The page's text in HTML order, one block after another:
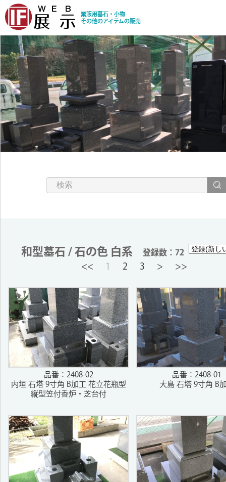
業販用墓石・小物
その他のアイテムの販売
和型墓石 / 石の色 白系 登録数：72
<< 1 2 3 > >>
品番：2408-02
内垣 石塔 9寸角 B加工 花立花瓶型
縦型笠付香炉・芝台付
品番：2408-01
大島 石塔 9寸角 B